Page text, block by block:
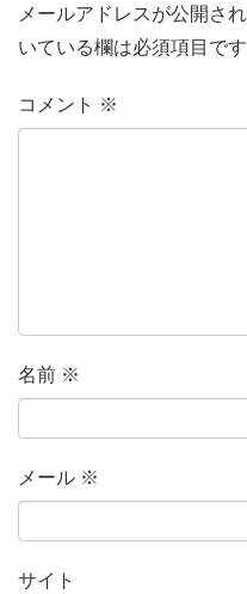
メールアドレスが公開さ
いている欄は必須項目です
コメント ※
名前 ※
メール ※
サイト